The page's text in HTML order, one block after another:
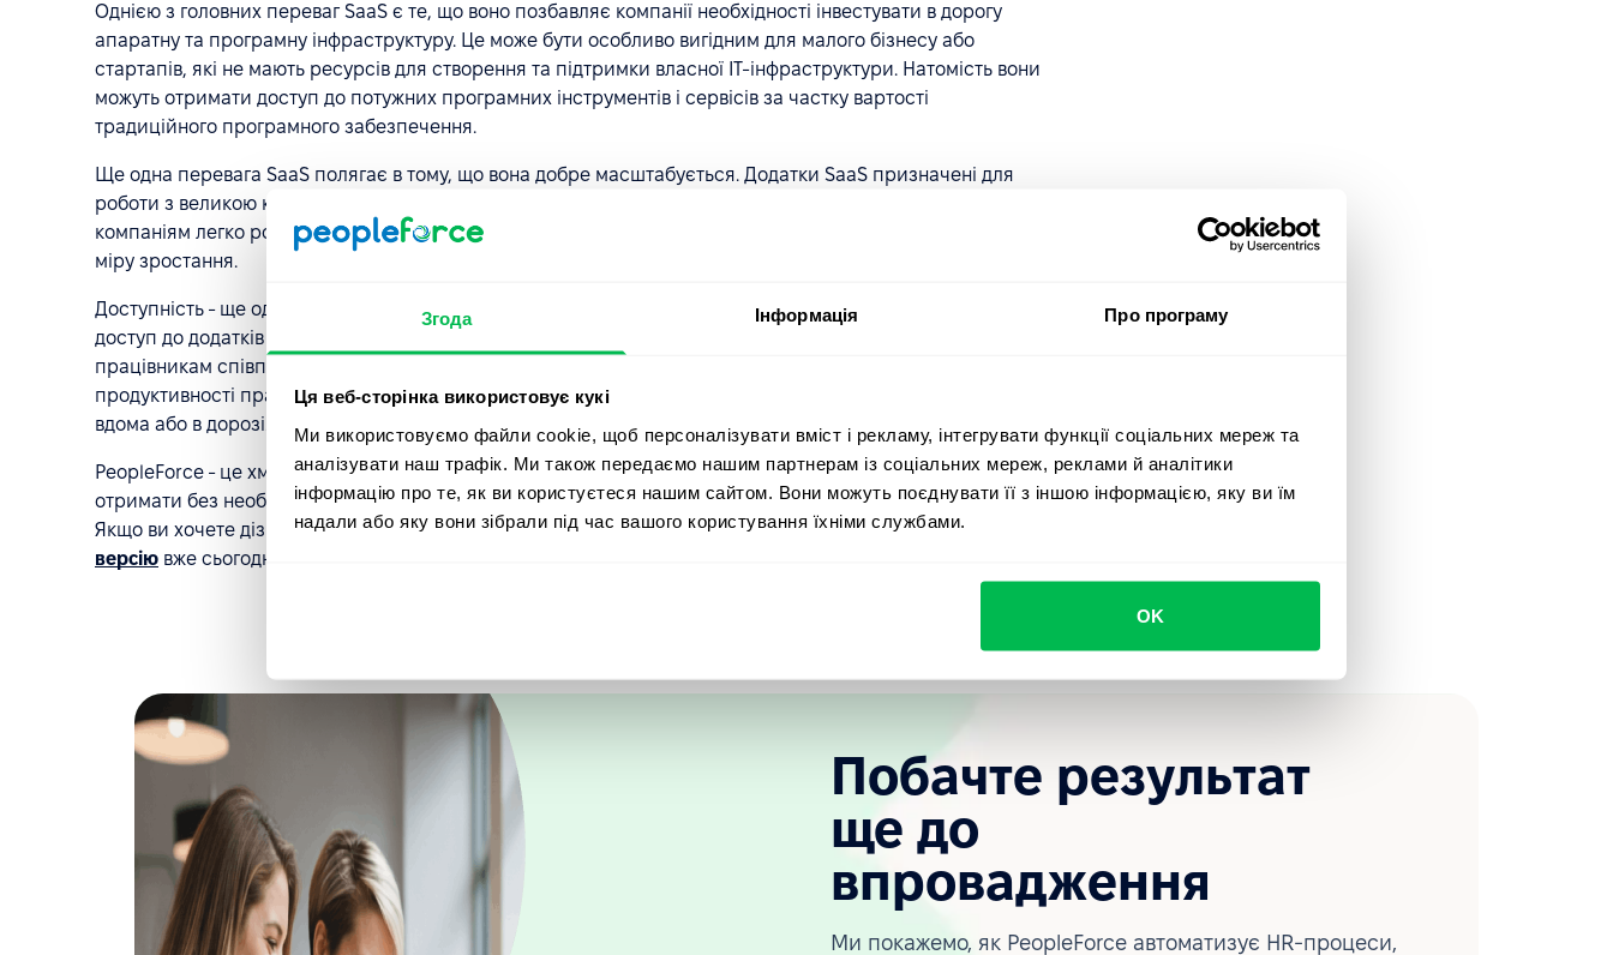
Згода Інформація Про програму
Ця веб-сторінка використовує кукі
Ми використовуємо файли cookie, щоб персоналізувати вміст і рекламу, інтегрувати функції соціальних мереж та
аналізувати наш трафік. Ми також передаємо нашим партнерам із соціальних мереж, реклами й аналітики
інформацію про те, як ви користуєтеся нашим сайтом. Вони можуть поєднувати її з іншою інформацією, яку ви їм
надали або яку вони зібрали під час вашого користування їхніми службами.
OK
Однією з головних переваг SaaS є те, що воно позбавляє компанії необхідності інвестувати в дорогу
апаратну та програмну інфраструктуру. Це може бути особливо вигідним для малого бізнесу або
стартапів, які не мають ресурсів для створення та підтримки власної ІТ-інфраструктури. Натомість вони
можуть отримати доступ до потужних програмних інструментів і сервісів за частку вартості
традиційного програмного забезпечення.
Ще одна перевага SaaS полягає в тому, що вона добре масштабується. Додатки SaaS призначені для
роботи з великою кількістю користувачів і даних без погіршення продуктивності. Це дозволяє
компаніям легко розширювати свою діяльність і збільшувати використання програмних інструментів у
міру зростання.
Доступність - ще одна важлива перевага SaaS. Якщо у вас є доступ до Інтернету, ви можете отримати
доступ до додатків SaaS з будь-якого місця і з будь-якого пристрою. Це полегшує віддаленим
працівникам співпрацю та доступ до важливої інформації. Це також може полегшити підтримання
продуктивності працівників, коли вони перебувають у дорозі, незалежно від того, чи працюють вони
вдома або в дорозі.
PeopleForce - це хмарна платформа, яка надає своїм клієнтам доступ до HR-платформи, який можна
отримати без необхідності встановлення або обслуговування локального програмного забезпечення.
Якщо ви хочете дізнатися більше про те, як PeopleForce автоматизує ваші HR-процеси,замовте демо-
версію вже сьогодні.
Побачте результат
ще до
впровадження
Ми покажемо, як PeopleForce автоматизує HR-процеси,